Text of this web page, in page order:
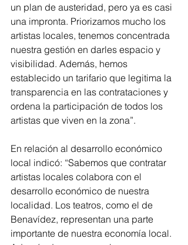
un plan de austeridad, pero ya es casi
una impronta. Priorizamos mucho los
artistas locales, tenemos concentrada
nuestra gestión en darles espacio y
visibilidad. Además, hemos
establecido un tarifario que legitima la
transparencia en las contrataciones y
ordena la participación de todos los
artistas que viven en la zona”.
En relación al desarrollo económico
local indicó: “Sabemos que contratar
artistas locales colabora con el
desarrollo económico de nuestra
localidad. Los teatros, como el de
Benavídez, representan una parte
importante de nuestra economía local.